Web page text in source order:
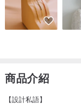
商品介紹
【設計私語】